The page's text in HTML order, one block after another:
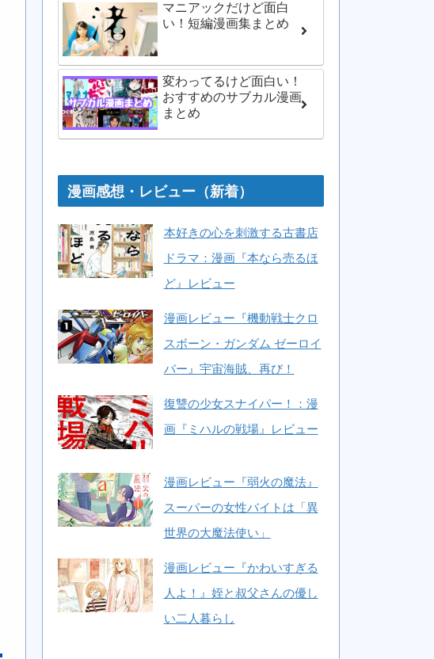
マニアックだけど面白
い！短編漫画集まとめ
変わってるけど面白い！
おすすめのサブカル漫画
まとめ
漫画感想・レビュー（新着）
本好きの心を刺激する古書店
ドラマ：漫画『本なら売るほ
ど』レビュー
漫画レビュー『機動戦士クロ
スボーン・ガンダム ゼーロイ
バー』宇宙海賊、再び！
復讐の少女スナイパー！：漫
画『ミハルの戦場』レビュー
漫画レビュー『弱火の魔法』
スーパーの女性バイトは「異
世界の大魔法使い」
漫画レビュー『かわいすぎる
人よ！』姪と叔父さんの優し
い二人暮らし